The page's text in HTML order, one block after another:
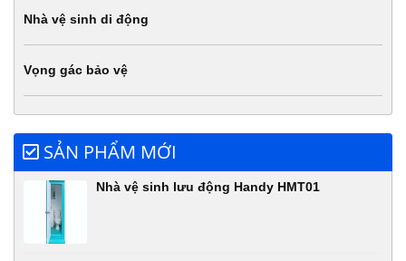
Nhà vệ sinh di động
Vọng gác bảo vệ
SẢN PHẨM MỚI
Nhà vệ sinh lưu động Handy HMT01